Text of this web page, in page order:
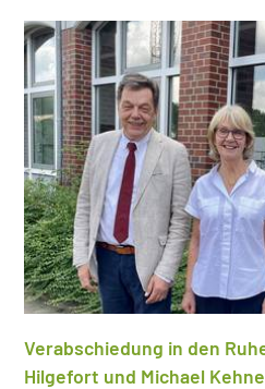
Verabschiedung in den
Hilgefort und Michael Kehne